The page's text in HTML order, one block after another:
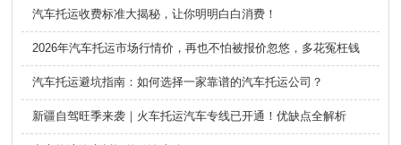
汽车托运收费标准大揭秘，让你明明白白消费！
2026年汽车托运市场行情价，再也不怕被报价忽悠，多花冤枉钱
​汽车托运避坑指南：如何选择一家靠谱的汽车托运公司？
新疆自驾旺季来袭｜火车托运汽车专线已开通！优缺点全解析